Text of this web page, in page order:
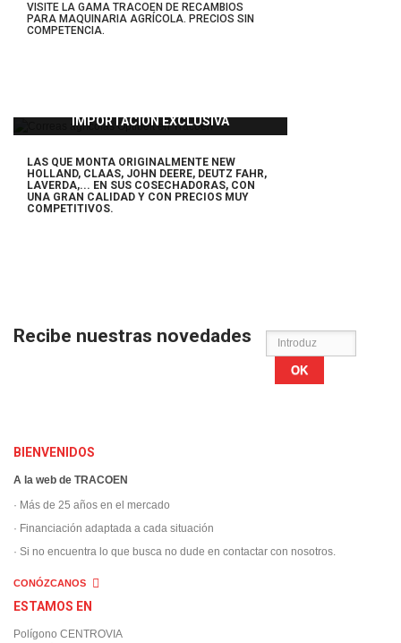
VISITE LA GAMA TRACOEN DE RECAMBIOS
PARA MAQUINARIA AGRÍCOLA. PRECIOS SIN
COMPETENCIA.
IMPORTACIÓN EXCLUSIVA
LAS QUE MONTA ORIGINALMENTE NEW
HOLLAND, CLAAS, JOHN DEERE, DEUTZ FAHR,
LAVERDA,... EN SUS COSECHADORAS, CON
UNA GRAN CALIDAD Y CON PRECIOS MUY
COMPETITIVOS.
Recibe nuestras novedades
OK
BIENVENIDOS
A la web de TRACOEN
· Más de 25 años en el mercado
· Financiación adaptada a cada situación
· Si no encuentra lo que busca no dude en contactar con nosotros.
CONÓZCANOS
ESTAMOS EN
Polígono CENTROVIA